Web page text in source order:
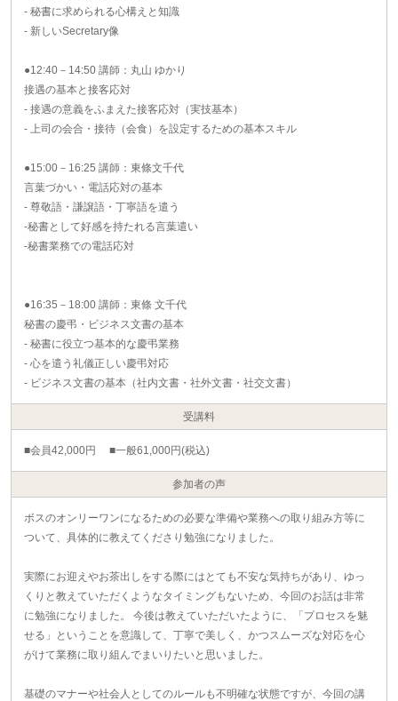
- 秘書に求められる心構えと知識
- 新しいSecretary像
●12:40－14:50 講師：丸山 ゆかり
接遇の基本と接客応対
- 接遇の意義をふまえた接客応対（実技基本）
- 上司の会合・接待（会食）を設定するための基本スキル
●15:00－16:25 講師：東條文千代
言葉づかい・電話応対の基本
- 尊敬語・謙譲語・丁寧語を遣う
-秘書として好感を持たれる言葉遣い
-秘書業務での電話応対
●16:35－18:00 講師：東條 文千代
秘書の慶弔・ビジネス文書の基本
- 秘書に役立つ基本的な慶弔業務
- 心を遣う礼儀正しい慶弔対応
- ビジネス文書の基本（社内文書・社外文書・社交文書）
受講料
■会員42,000円 ■一般61,000円(税込)
参加者の声
ボスのオンリーワンになるための必要な準備や業務への取り組み方等に
ついて、具体的に教えてくださり勉強になりました。
実際にお迎えやお茶出しをする際にはとても不安な気持ちがあり、ゆっ
くりと教えていただくようなタイミングもないため、今回のお話は非常
に勉強になりました。 今後は教えていただいたように、「プロセスを魅
せる」ということを意識して、丁寧で美しく、かつスムーズな対応を心
がけて業務に取り組んでまいりたいと思いました。
基礎のマナーや社会人としてのルールも不明確な状態ですが、今回の講